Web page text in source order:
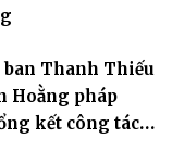
ban Thanh Thiếu
Hoằng pháp
kết công tác